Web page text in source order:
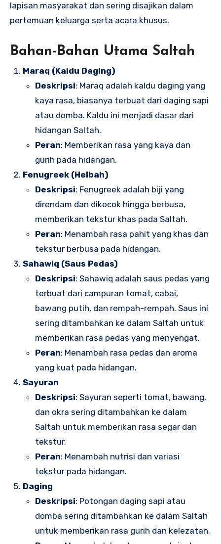
lapisan masyarakat dan sering disajikan dalam
pertemuan keluarga serta acara khusus.
Bahan-Bahan Utama Saltah
Maraq (Kaldu Daging)
Deskripsi: Maraq adalah kaldu daging yang
kaya rasa, biasanya terbuat dari daging sapi
atau domba. Kaldu ini menjadi dasar dari
hidangan Saltah.
Peran: Memberikan rasa yang kaya dan
gurih pada hidangan.
Fenugreek (Helbah)
Deskripsi: Fenugreek adalah biji yang
direndam dan dikocok hingga berbusa,
memberikan tekstur khas pada Saltah.
Peran: Menambah rasa pahit yang khas dan
tekstur berbusa pada hidangan.
Sahawiq (Saus Pedas)
Deskripsi: Sahawiq adalah saus pedas yang
terbuat dari campuran tomat, cabai,
bawang putih, dan rempah-rempah. Saus ini
sering ditambahkan ke dalam Saltah untuk
memberikan rasa pedas yang menyengat.
Peran: Menambah rasa pedas dan aroma
yang kuat pada hidangan.
Sayuran
Deskripsi: Sayuran seperti tomat, bawang,
dan okra sering ditambahkan ke dalam
Saltah untuk memberikan rasa segar dan
tekstur.
Peran: Menambah nutrisi dan variasi
tekstur pada hidangan.
Daging
Deskripsi: Potongan daging sapi atau
domba sering ditambahkan ke dalam Saltah
untuk memberikan rasa gurih dan kelezatan.